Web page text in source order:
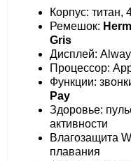
Корпус: титан,
Ремешок:
Gris
Дисплей:
Процессор:
Функции:
Pay
Здоровье:
активности
Влагозащита
плавания